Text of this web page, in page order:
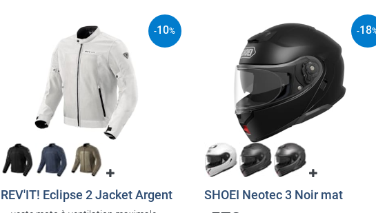
REV'IT! Eclipse 2 Jacket Argent
-10%
SHOEI Neotec 3 Noir mat
-18